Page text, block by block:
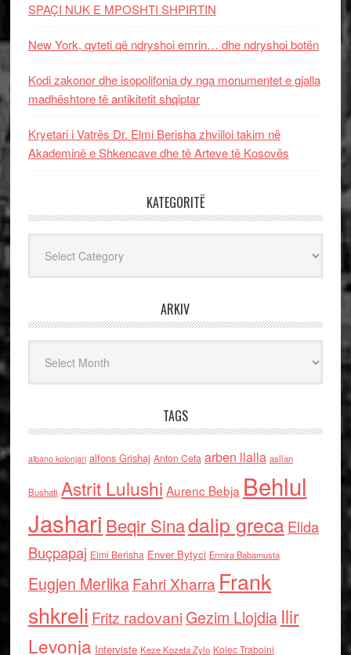
SPAÇI NUK E MPOSHTI SHPIRTIN
New York, qyteti që ndryshoi emrin… dhe ndryshoi botën
Kodi zakonor dhe isopolifonia dy nga monumentet e gjalla
madhështore të antikitetit shqiptar
Kryetari i Vatrës Dr. Elmi Berisha zhvilloi takim në
Akademinë e Shkencave dhe të Arteve të Kosovës
KATEGORITË
ARKIV
TAGS
albano kolonjari alfons Grishaj Anton Cefa arben llalla asllan
Bushati Astrit Lulushi Aurenc Bebja Behlul
Jashari Beqir Sinadalip grecaElida
Buçpapaj Elmi Berisha Enver Bytyci Ermira Babamusta
Eugjen MerlikaFahri Xharra Frank
shkreli Fritz radovaniGezim Llojdia Ilir
Levonja Interviste Keze Kozeta Zylo Kolec Traboini